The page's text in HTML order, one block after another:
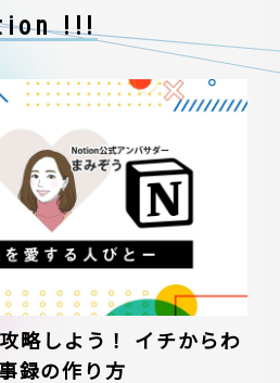
!!!
略しよう！ イチからわ
録の作り方